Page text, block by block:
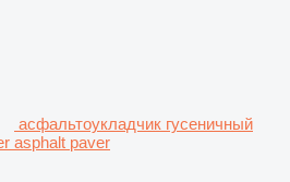
асфальтоукладчик гусеничный
asphalt paver